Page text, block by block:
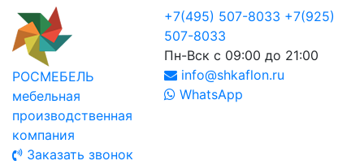
РОСМЕБЕЛЬ
мебельная
производственная
компания
+7(495) 507-8033 +7(925)
507-8033
Пн-Вск с 09:00 до 21:00
info@shkaflon.ru
WhatsApp
Заказать звонок